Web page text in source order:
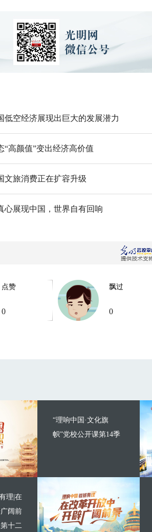
低空经济展现出巨大的发展潜力
“高颜值”变出经济高价值
文旅消费正在扩容升级
心展现中国，世界自有回响
点赞
0
飘过
0
“理响中国·文化旗
帜”党校公开课第14季
理|在
阔前
十二